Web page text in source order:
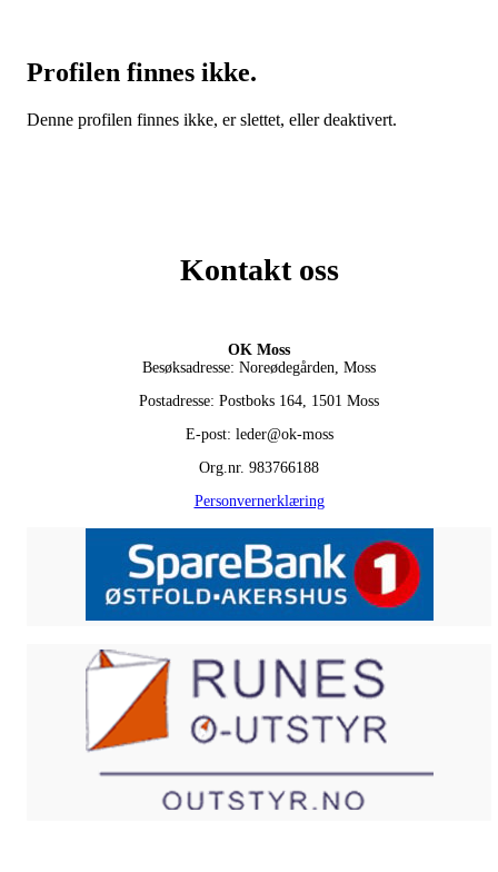
Profilen finnes ikke.
Denne profilen finnes ikke, er slettet, eller deaktivert.
Kontakt oss
OK Moss
Besøksadresse: Noreødegården, Moss
Postadresse: Postboks 164, 1501 Moss
E-post: leder@ok-moss
Org.nr. 983766188
Personvernerklæring